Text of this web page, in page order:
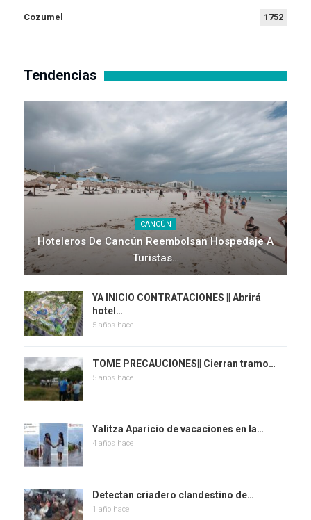
Cozumel 1752
Tendencias
CANCÚN
Hoteleros De Cancún Reembolsan Hospedaje A
Turistas…
YA INICIO CONTRATACIONES || Abrirá
hotel…
5 años hace
TOME PRECAUCIONES|| Cierran tramo…
5 años hace
Yalitza Aparicio de vacaciones en la…
4 años hace
Detectan criadero clandestino de…
1 año hace